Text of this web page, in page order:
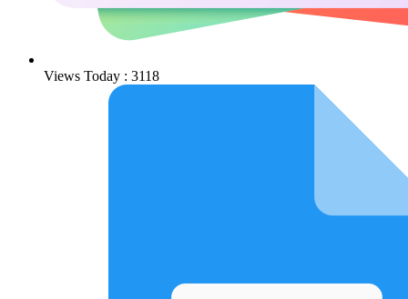
Views Today : 3118